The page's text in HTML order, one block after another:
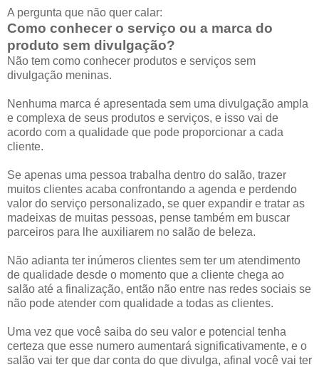
A pergunta que não quer calar:
Como conhecer o serviço ou a marca do
produto sem divulgação?
Não tem como conhecer produtos e serviços sem
divulgação meninas.
Nenhuma marca é apresentada sem uma divulgação ampla
e complexa de seus produtos e serviços, e isso vai de
acordo com a qualidade que pode proporcionar a cada
cliente.
Se apenas uma pessoa trabalha dentro do salão, trazer
muitos clientes acaba confrontando a agenda e perdendo
valor do serviço personalizado, se quer expandir e tratar as
madeixas de muitas pessoas, pense também em buscar
parceiros para lhe auxiliarem no salão de beleza.
Não adianta ter inúmeros clientes sem ter um atendimento
de qualidade desde o momento que a cliente chega ao
salão até a finalização, então não entre nas redes sociais se
não pode atender com qualidade a todas as clientes.
Uma vez que você saiba do seu valor e potencial tenha
certeza que esse numero aumentará significativamente, e o
salão vai ter que dar conta do que divulga, afinal você vai ter